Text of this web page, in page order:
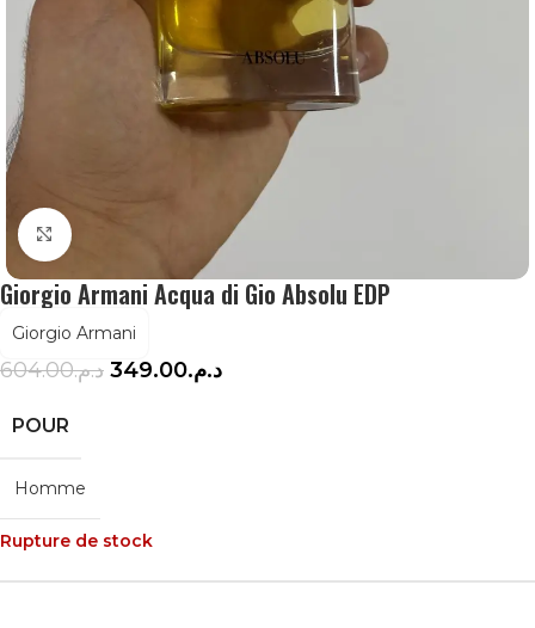
Agrandir
Giorgio Armani Acqua di Gio Absolu EDP
Giorgio Armani
د.م.604.00 د.م.349.00
POUR
Homme
Rupture de stock